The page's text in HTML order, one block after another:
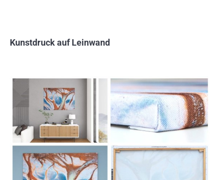
Kunstdruck auf Leinwand